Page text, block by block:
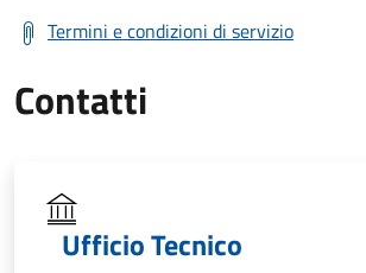
Termini e condizioni di servizio
Contatti
Ufficio Tecnico